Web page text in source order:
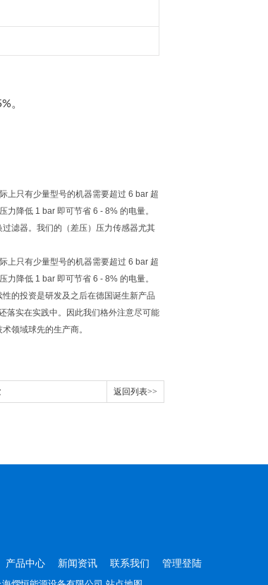
。
上只有少量型号的机器需要超过 6 bar 超
降低 1 bar 即可节省 6 - 8% 的电量。
滤器。我们的（差压）压力传感器尤其
上只有少量型号的机器需要超过 6 bar 超
降低 1 bar 即可节省 6 - 8% 的电量。
的投资是研发及之后在德国诞生新产品
落实在实践中。因此我们格外注意尽可能
领域球先的生产商。
返回列表>>
产品中心 新闻资讯 联系我们 管理登陆